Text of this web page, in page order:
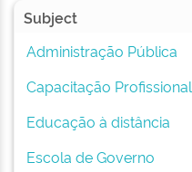
Subject
Administração Pública
Capacitação Profissional
Educação à distância
Escola de Governo